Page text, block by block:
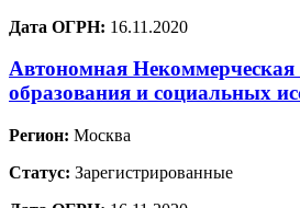
Дата ОГРН: 16.11.2020
Автономная
образования и социальных
Регион: Москва
Статус: Зарегистрированные